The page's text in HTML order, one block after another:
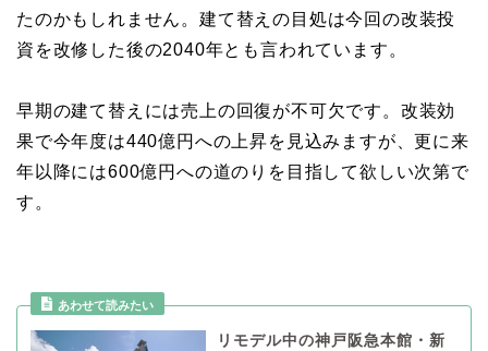
たのかもしれません。建て替えの目処は今回の改装投
資を改修した後の2040年とも言われています。
早期の建て替えには売上の回復が不可欠です。改装効
果で今年度は440億円への上昇を見込みますが、更に来
年以降には600億円への道のりを目指して欲しい次第で
す。
あわせて読みたい
リモデル中の神戸阪急本館・新